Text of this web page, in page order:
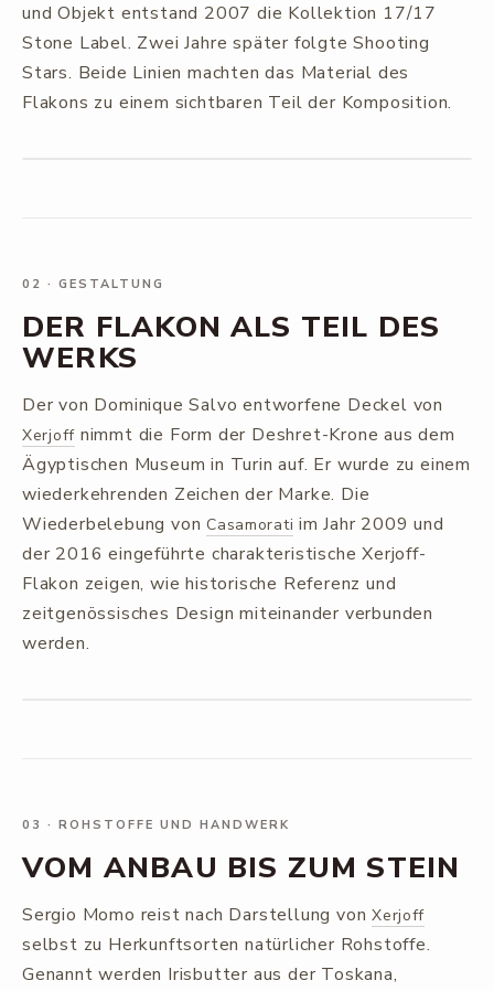
und Objekt entstand 2007 die Kollektion 17/17
Stone Label. Zwei Jahre später folgte Shooting
Stars. Beide Linien machten das Material des
Flakons zu einem sichtbaren Teil der Komposition.
02 · GESTALTUNG
DER FLAKON ALS TEIL DES
WERKS
Der von Dominique Salvo entworfene Deckel von
Xerjoffnimmt die Form der Deshret-Krone aus dem
Ägyptischen Museum in Turin auf. Er wurde zu einem
wiederkehrenden Zeichen der Marke. Die
Wiederbelebung von Casamorati im Jahr 2009 und
der 2016 eingeführte charakteristische Xerjoff-
Flakon zeigen, wie historische Referenz und
zeitgenössisches Design miteinander verbunden
werden.
03 · ROHSTOFFE UND HANDWERK
VOM ANBAU BIS ZUM STEIN
Sergio Momo reist nach Darstellung vonXerjoff
selbst zu Herkunftsorten natürlicher Rohstoffe.
Genannt werden Irisbutter aus der Toskana,